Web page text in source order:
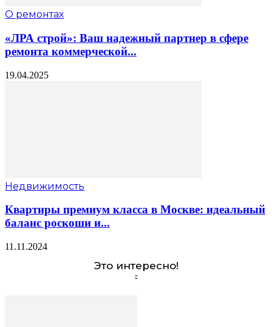
О ремонтах
«ЛРА строй»: Ваш надежный партнер в сфере
ремонта коммерческой...
19.04.2025
Недвижимость
Квартиры премиум класса в Москве: идеальный
баланс роскоши и...
11.11.2024
Это интересно!